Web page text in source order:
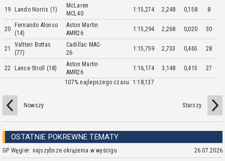
19 Lando Norris (1)
McLaren
MCL40
1:15,274 2,248 0,158 8
20
Fernando Alonso
(14)
Aston Martin
AMR26
1:15,294 2,268 0,020 30
21
Valtteri Bottas
(77)
Cadillac MAC-
26
1:15,759 2,733 0,465 28
22 Lance Stroll (18)
Aston Martin
AMR26
1:16,174 3,148 0,415
27
107% najlepszego czasu: 1:18,137
Nowszy Starszy
OSTATNIE POKREWNE TEMATY
GP Węgier: najszybsze okrążenia w wyścigu 26.07.2026